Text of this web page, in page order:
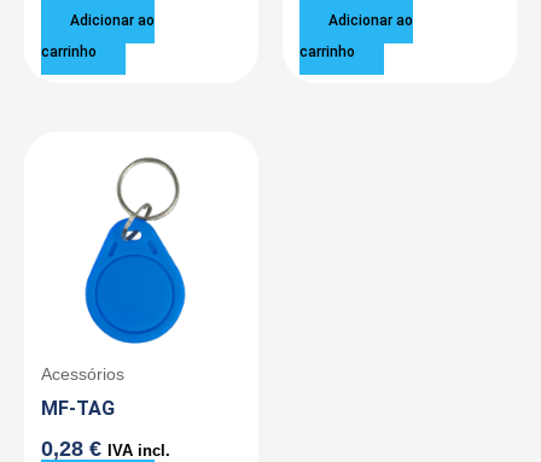
Adicionar ao
carrinho
Adicionar ao
carrinho
Acessórios
MF-TAG
0,28 € IVA incl.